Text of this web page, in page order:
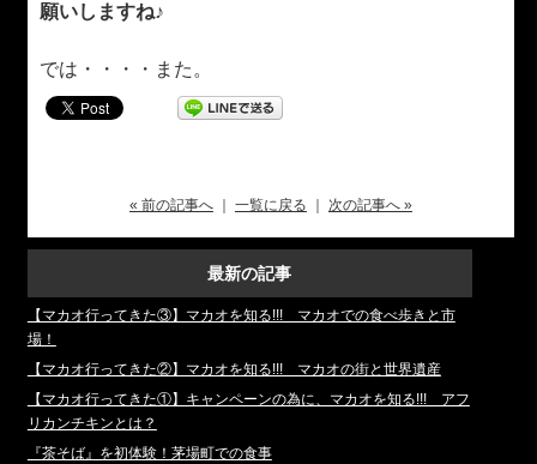
願いしますね♪
では・・・・また。
« 前の記事へ｜ 一覧に戻る 次の記事へ »
最新の記事
【マカオ行ってきた③】マカオを知る!!! マカオでの食べ歩きと市
場！
【マカオ行ってきた②】マカオを知る!!! マカオの街と世界遺産
【マカオ行ってきた①】キャンペーンの為に、マカオを知る!!! アフ
リカンチキンとは？
『茶そば』を初体験！茅場町での食事